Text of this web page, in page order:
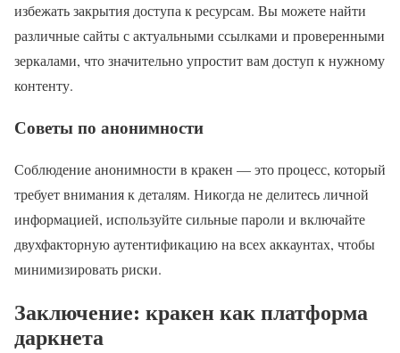
избежать закрытия доступа к ресурсам. Вы можете найти
различные сайты с актуальными ссылками и проверенными
зеркалами, что значительно упростит вам доступ к нужному
контенту.
Советы по анонимности
Соблюдение анонимности в кракен — это процесс, который
требует внимания к деталям. Никогда не делитесь личной
информацией, используйте сильные пароли и включайте
двухфакторную аутентификацию на всех аккаунтах, чтобы
минимизировать риски.
Заключение: кракен как платформа
даркнета